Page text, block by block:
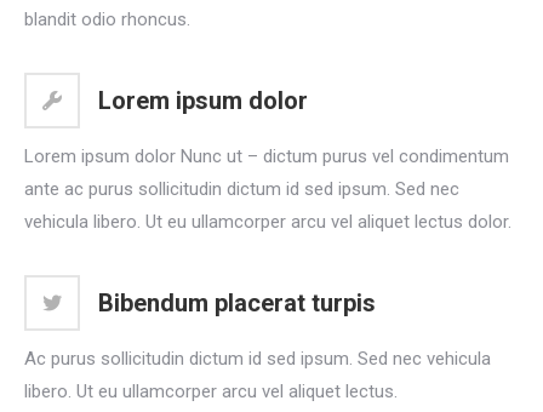
blandit odio rhoncus.
Lorem ipsum dolor
Lorem ipsum dolor Nunc ut – dictum purus vel condimentum
ante ac purus sollicitudin dictum id sed ipsum. Sed nec
vehicula libero. Ut eu ullamcorper arcu vel aliquet lectus dolor.
Bibendum placerat turpis
Ac purus sollicitudin dictum id sed ipsum. Sed nec vehicula
libero. Ut eu ullamcorper arcu vel aliquet lectus.